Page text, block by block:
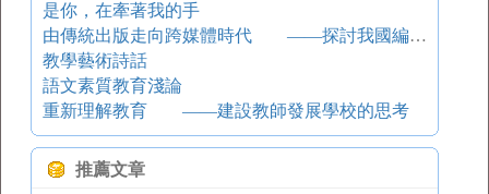
是你，在牽著我的手
由傳統出版走向跨媒體時代 ——探討我國編輯出版學教育的發展之路
教學藝術詩話
語文素質教育淺論
重新理解教育 ——建設教師發展學校的思考
推薦文章